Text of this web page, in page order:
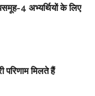
4 अभ्यर्थियों के लिए
परिणाम मिलते हैं